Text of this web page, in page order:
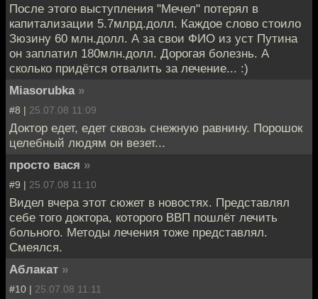
После этого выступления "Мечел" потерял в
капитализации 5.7млрд.долл. Каждое слово стоило
Зюзину 60 млн.долл. А за свои ФИО из уст Путина
он заплатил 180млн.долл. Дорогая болезнь. А
сколько придётся отвалить за лечение... :)
Miasorubka »
#8 | 25.07.08 11:09
Доктор едет, едет сквозь снежную равнину. Порошок
целебный людям он везет...
просто вася »
#9 | 25.07.08 11:10
Видел вчера этот сюжет в новостях. Представлял
себе того доктора, которого ВВП пошлёт лечить
больного. Методы лечения тоже представлял.
Смеялся.
Аблакат »
#10 | 25.07.08 11:11